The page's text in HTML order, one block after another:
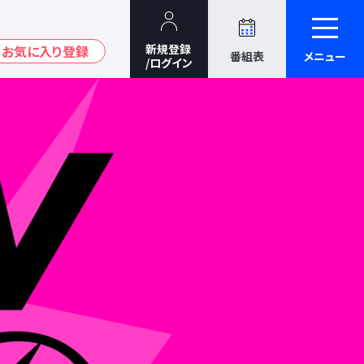
番組表 メニュー